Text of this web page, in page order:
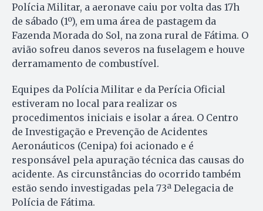
Polícia Militar, a aeronave caiu por volta das 17h
de sábado (1º), em uma área de pastagem da
Fazenda Morada do Sol, na zona rural de Fátima. O
avião sofreu danos severos na fuselagem e houve
derramamento de combustível.
Equipes da Polícia Militar e da Perícia Oficial
estiveram no local para realizar os
procedimentos iniciais e isolar a área. O Centro
de Investigação e Prevenção de Acidentes
Aeronáuticos (Cenipa) foi acionado e é
responsável pela apuração técnica das causas do
acidente. As circunstâncias do ocorrido também
estão sendo investigadas pela 73ª Delegacia de
Polícia de Fátima.